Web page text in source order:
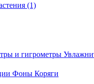
(1)
и гигрометры
Фоны Коряги